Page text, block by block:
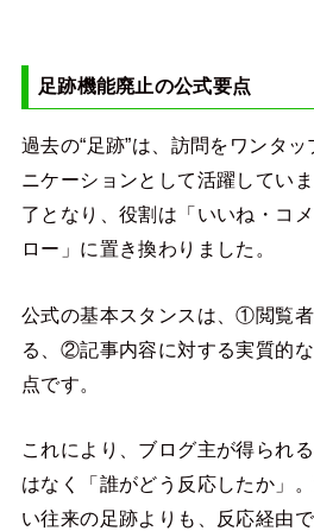
足跡機能廃止の公式要点
過去の“足跡”は、訪問をワンタ
ニケーションとして活躍してい
了となり、役割は「いいね・コ
ロー」に置き換わりました。
公式の基本スタンスは、①閲覧
る、②記事内容に対する実質的
点です。
これにより、ブログ主が得られ
はなく「誰がどう反応したか」
い往来の足跡よりも、反応経由